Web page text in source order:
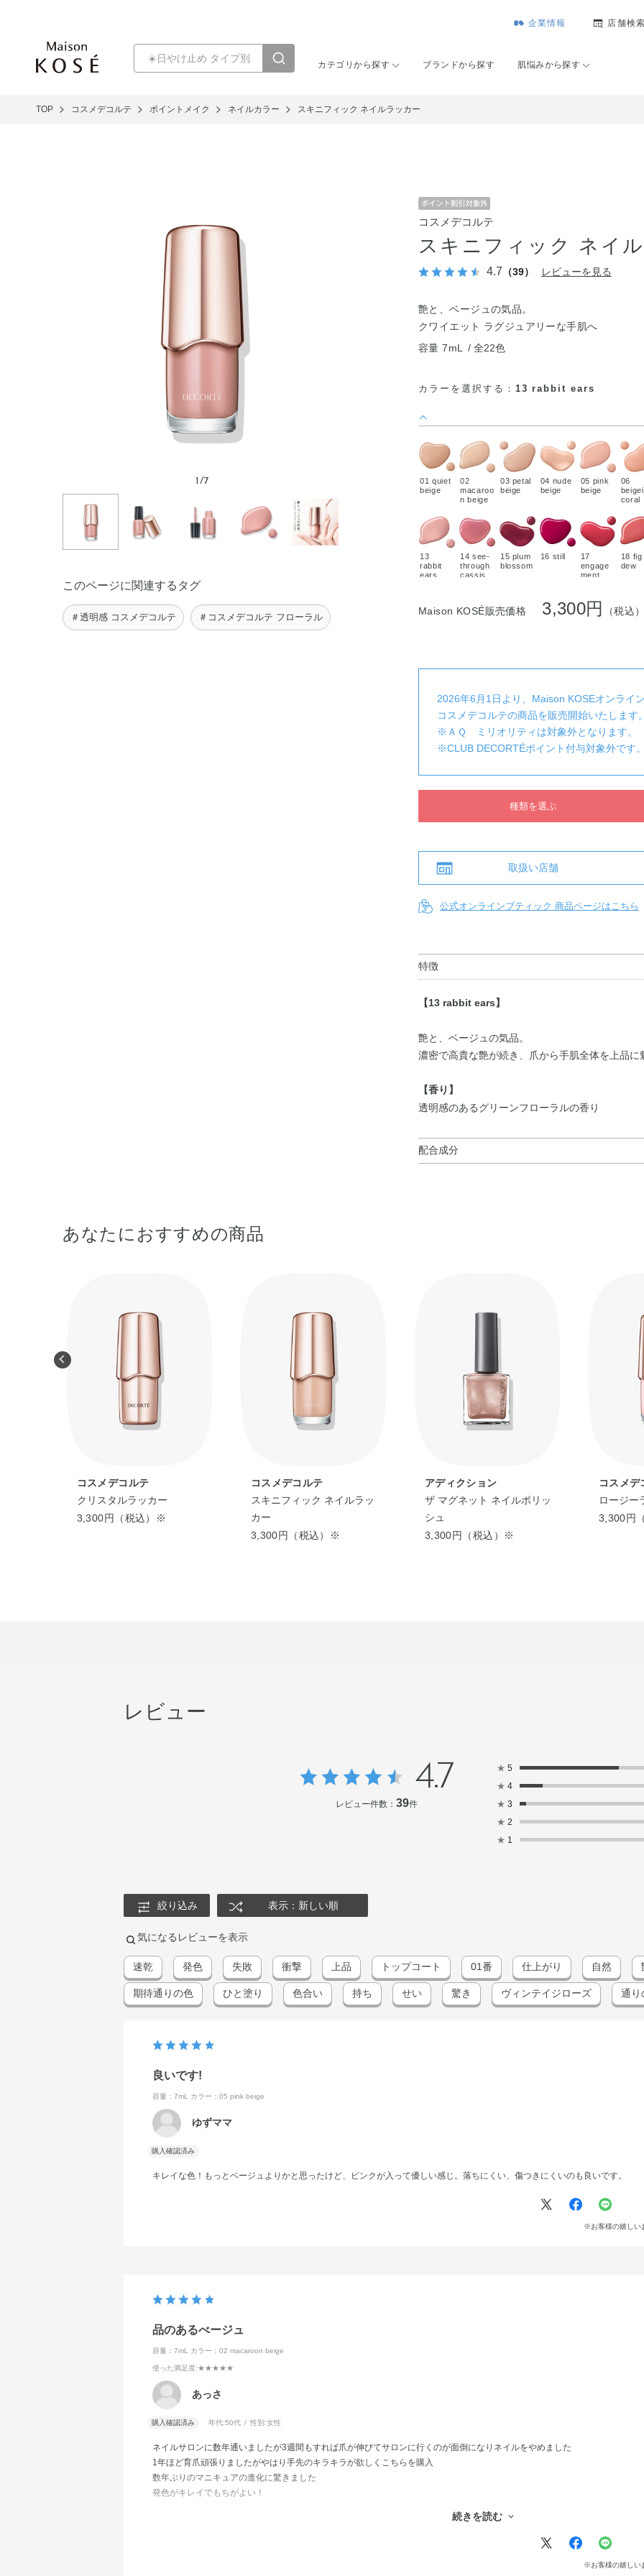
企業情報 店舗検索
カテゴリから探す ブランドから探す 肌悩みから探す
TOP コスメデコルテ ポイントメイク ネイルカラー スキニフィック ネイルラッカー
1 /7
このページに関連するタグ
＃透明感 コスメデコルテ ＃コスメデコルテ フローラル
コスメデコルテ
スキニフィック ネイ
4.7 （39） レビューを見る
艶と、ベージュの気品。
クワイエット ラグジュアリーな手肌へ
容量 7mL
全22色
カラーを選択する： 13 rabbit ears
01 quiet
beige
02
macaroo
n beige
03 petal
beige
04 nude
beige
05 pink
beige
06
coral
13
rabbit
ears
14 see-
through
cassis
15 plum
blossom
16 still
17
engage
ment
18 fig
dew
Maison KOSÉ販売価格 3,300円 （税込）
2026年6月1日より、Maison KOSEオンライ
コスメデコルテの商品を販売開始いたします。
※ＡＱ ミリオリティは対象外となります。
※CLUB DECORTÉポイント付与対象外です。
種類を選ぶ
取扱い店舗
公式オンラインブティック 商品ページはこちら
特徴
【13 rabbit ears】
艶と、ベージュの気品。
濃密で高貴な艶が続き、爪から手肌全体を上品に
【香り】
透明感のあるグリーンフローラルの香り
配合成分
イソドデカン・イソ酪酸酢酸スクロース・エタ
リチル酸エチルヘキシル・シリカ・ジエチルア
ロキシフェニルトリメチコン・ジラウラミドグ
ラルコニウムベントナイト・ダイヤモンド末・
メチルトリメチコン・リンゴ酸・レシチン・塩
黄4・赤226
あなたにおすすめの商品
コスメデコルテ
クリスタルラッカー
3,300円（税込）※
コスメデコルテ
スキニフィック ネイルラッ
カー
3,300円（税込）※
アディクション
ザ マグネット ネイルポリッ
シュ
3,300円（税込）※
コスメデ
ロージー
3,300円
レビュー
4.7
レビュー件数： 39件
★ 5
★ 4
★ 3
★ 2
★ 1
絞り込み 表示：新しい順
気になるレビューを表示
速乾 発色 失敗 衝撃 上品 トップコート 01番 仕上がり 自然
期待通りの色 ひと塗り 色合い 持ち せい 驚き ヴィンテイジローズ 通り
良いです!
容量：7mL カラー：05 pink beige
ゆずママ
購入確認済み
キレイな色！もっとベージュよりかと思ったけど、ピンクが入って優しい感じ。落ちにくい、傷つきにくいのも良いです。
※お客様の嬉しい
品のあるべージュ
容量：7mL カラー：02 macaroon beige
使った満足度:★★★★★
あっさ
購入確認済み 年代:50代 性別:女性
ネイルサロンに数年通いましたが3週間もすれば爪が伸びてサロンに行くのが面倒になりネイルをやめました
1年ほど育爪頑張りましたがやはり手先のキラキラが欲しくこちらを購入
数年ぶりのマニキュアの進化に驚きました
発色がキレイでもちがよい！
続きを読む
※お客様の嬉しい